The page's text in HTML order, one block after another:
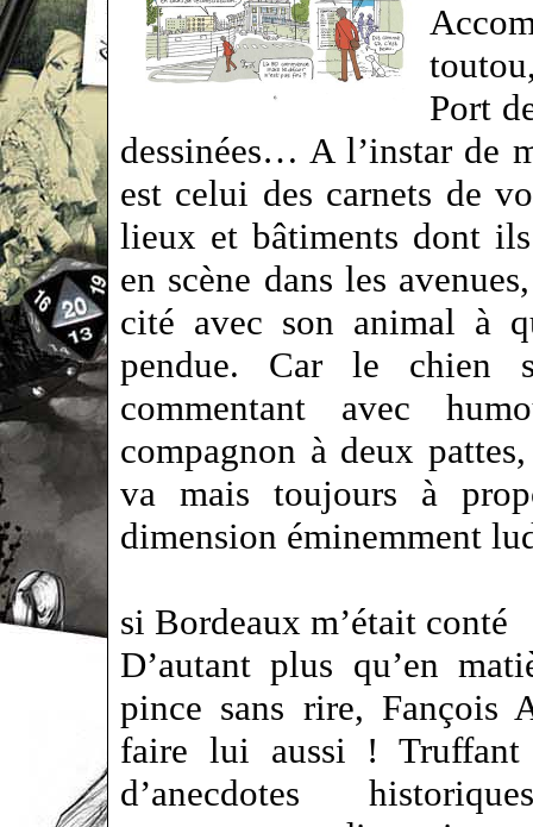
Port
dessinées… A l’instar de
est celui des carnets de
lieux et bâtiments dont
en scène dans les
cité avec son animal à
pendue. Car le chien
commentant avec
compagnon à deux
va mais toujours à
dimension éminemment
si Bordeaux m’était conté
D’autant plus qu’en
pince sans rire, Fançois
faire lui aussi ! Truffant
d’anecdotes